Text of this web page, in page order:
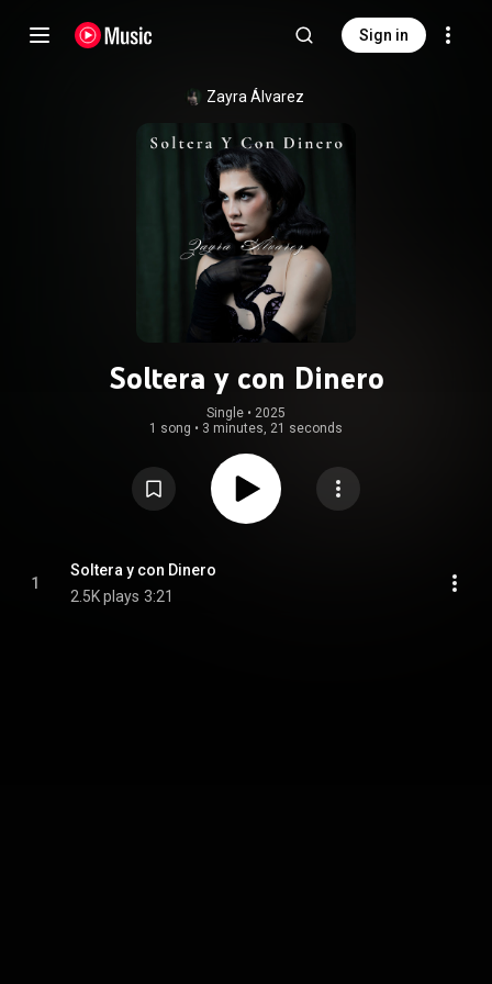
Sign in
Zayra Álvarez
Soltera y con Dinero
Single • 2025
1 song • 3 minutes, 21 seconds
1
Soltera y con Dinero
2.5K plays 3:21